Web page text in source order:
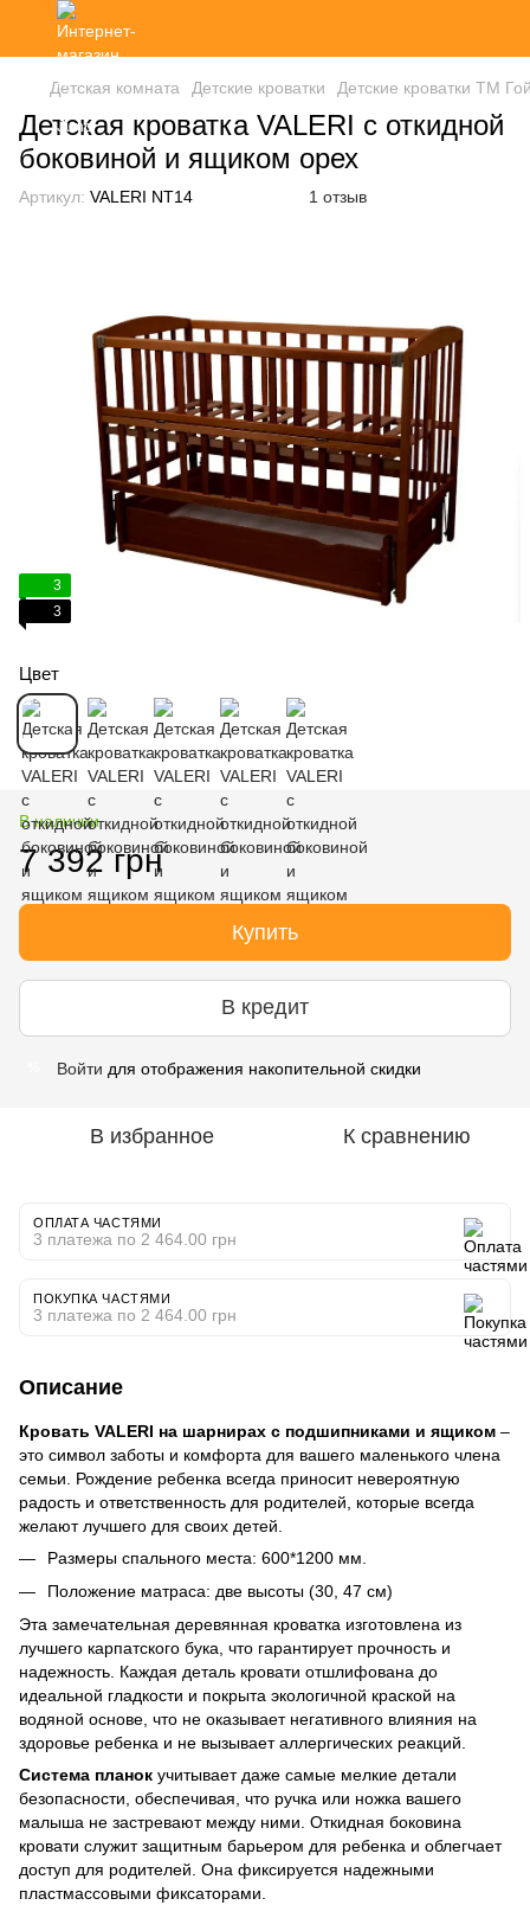
Детская комната Детские кроватки Детские кроватки ТМ
Детская кроватка VALERI с откидной
боковиной и ящиком орех
Артикул: VALERI NT14 1 отзыв
3
3
Цвет
В наличии
7 392 грн
Купить
В кредит
Войти для отображения накопительной скидки
В избранное К сравнению
ОПЛАТА ЧАСТЯМИ
3 платежа по 2 464.00 грн
ПОКУПКА ЧАСТЯМИ
3 платежа по 2 464.00 грн
Описание
Кровать VALERI на шарнирах с подшипниками и ящиком –
это символ заботы и комфорта для вашего маленького члена
семьи. Рождение ребенка всегда приносит невероятную
радость и ответственность для родителей, которые всегда
желают лучшего для своих детей.
Размеры спального места: 600*1200 мм.
Положение матраса: две высоты (30, 47 см)
Эта замечательная деревянная кроватка изготовлена из
лучшего карпатского бука, что гарантирует прочность и
надежность. Каждая деталь кровати отшлифована до
идеальной гладкости и покрыта экологичной краской на
водяной основе, что не оказывает негативного влияния на
здоровье ребенка и не вызывает аллергических реакций.
Система планок учитывает даже самые мелкие детали
безопасности, обеспечивая, что ручка или ножка вашего
малыша не застревают между ними. Откидная боковина
кровати служит защитным барьером для ребенка и облегчает
доступ для родителей. Она фиксируется надежными
пластмассовыми фиксаторами.